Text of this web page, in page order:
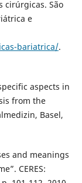
cirúrgicas. São
e
bariatrica/.
aspects in
from the
Basel,
and meanings
CERES: